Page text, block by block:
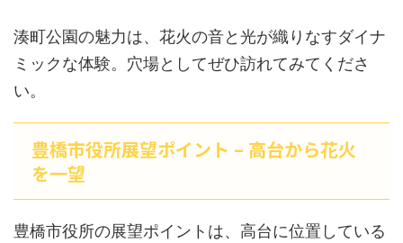
湊町公園の魅力は、花火の音と光が織りなすダイナ
ミックな体験。穴場としてぜひ訪れてみてくださ
い。
豊橋市役所展望ポイント – 高台から花火
を一望
豊橋市役所の展望ポイントは、高台に位置している